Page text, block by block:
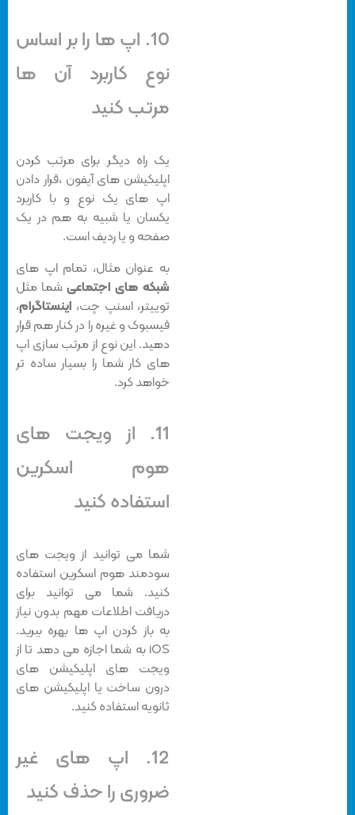
10. اپ ها را بر اساس
نوع کاربرد آن ها
مرتب کنید
یک راه دیگر برای مرتب کردن
اپلیکیشن های آیفون ،قرار دادن
اپ های یک نوع و با کاربرد
یکسان یا شبیه به هم در یک
صفحه و یا ردیف است.
به عنوان مثال، تمام اپ های
شبکه های اجتماعیشما مثل
توییتر، اسنپ چت،اینستاگرام،
فیسبوک و غیره را در کنار هم قرار
دهید. این نوع از مرتب سازی اپ
های کار شما را بسیار ساده تر
خواهد کرد.
11. از ویجت های
هوم اسکرین
استفاده کنید
شما می توانید از ویجت های
سودمند هوم اسکرین استفاده
کنید. شما می توانید برای
دریافت اطلاعات مهم بدون نیاز
به باز کردن اپ ها بهره ببرید.
iOS به شما اجازه می دهد تا از
ویجت های اپلیکیشن های
درون ساخت یا اپلیکیشن های
ثانویه استفاده کنید.
12. اپ های غیر
ضروری را حذف کنید